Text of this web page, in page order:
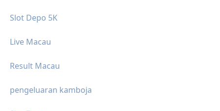
Slot Depo 5K
Live Macau
Result Macau
pengeluaran kamboja